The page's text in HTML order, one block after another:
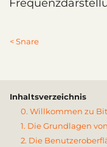
< Snare
Inhaltsverzeichnis
0. Willkommen zu
1. Die Grundlagen
2. Die